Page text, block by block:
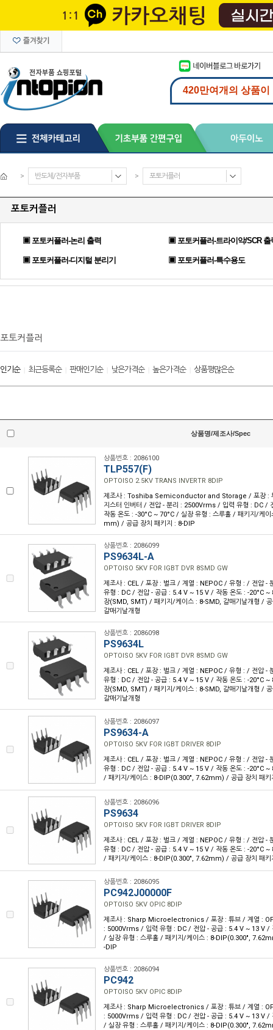
> 반도체/전자부품 > 포토커플러
포토커플러
▣ 포토커플러-논리 출력 ▣ 포토커플러-트라이악/SCR 출
▣ 포토커플러-디지털 분리기 ▣ 포토커플러-특수용도
포토커플러
인기순| 최근등록순| 판매인기순| 낮은가격순| 높은가격순| 상품평많은순
상품명/제조사/Spec
상품번호 : 2086100
TLP557(F)
OPTOISO 2.5KV TRANS INVERTR 8DIP
제조사 : Toshiba Semiconductor and Storage / 포장 :
지스터 인버터 / 전압 - 분리 : 2500Vrms / 입력 유형 : DC /
작동 온도 : -30°C ~ 70°C / 실장 유형 : 스루홀 / 패키지/케
mm) / 공급 장치 패키지 : 8-DIP
상품번호 : 2086099
PS9634L-A
OPTOISO 5KV FOR IGBT DVR 8SMD GW
제조사 : CEL / 포장 : 벌크 / 계열 : NEPOC / 유형 : / 전압 -
유형 : DC / 전압 - 공급 : 5.4 V ~ 15 V / 작동 온도 : -20°C ~
장(SMD, SMT) / 패키지/케이스 : 8-SMD, 갈매기날개형 /
갈매기날개형
상품번호 : 2086098
PS9634L
OPTOISO 5KV FOR IGBT DVR 8SMD GW
제조사 : CEL / 포장 : 벌크 / 계열 : NEPOC / 유형 : / 전압 -
유형 : DC / 전압 - 공급 : 5.4 V ~ 15 V / 작동 온도 : -20°C ~
장(SMD, SMT) / 패키지/케이스 : 8-SMD, 갈매기날개형 /
갈매기날개형
상품번호 : 2086097
PS9634-A
OPTOISO 5KV FOR IGBT DRIVER 8DIP
제조사 : CEL / 포장 : 벌크 / 계열 : NEPOC / 유형 : / 전압 -
유형 : DC / 전압 - 공급 : 5.4 V ~ 15 V / 작동 온도 : -20°C ~
/ 패키지/케이스 : 8-DIP(0.300", 7.62mm) / 공급 장치 패키
상품번호 : 2086096
PS9634
OPTOISO 5KV FOR IGBT DRIVER 8DIP
제조사 : CEL / 포장 : 벌크 / 계열 : NEPOC / 유형 : / 전압 -
유형 : DC / 전압 - 공급 : 5.4 V ~ 15 V / 작동 온도 : -20°C ~
/ 패키지/케이스 : 8-DIP(0.300", 7.62mm) / 공급 장치 패키
상품번호 : 2086095
PC942J00000F
OPTOISO 5KV OPIC 8DIP
제조사 : Sharp Microelectronics / 포장 : 튜브 / 계열 :
: 5000Vrms / 입력 유형 : DC / 전압 - 공급 : 5.4 V ~ 13 V /
/ 실장 유형 : 스루홀 / 패키지/케이스 : 8-DIP(0.300",
-DIP
상품번호 : 2086094
PC942
OPTOISO 5KV OPIC 8DIP
제조사 : Sharp Microelectronics / 포장 : 튜브 / 계열 :
: 5000Vrms / 입력 유형 : DC / 전압 - 공급 : 5.4 V ~ 13 V /
/ 실장 유형 : 스루홀 / 패키지/케이스 : 8-DIP(0.300",